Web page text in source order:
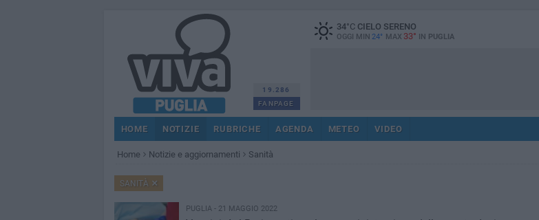
19.286
FANPAGE
34°CCIELO SERENO
OGGI MIN 24° MAX 33° IN PUGLIA
HOME NOTIZIE RUBRICHE AGENDA METEO VIDEO
Home Notizie e aggiornamenti Sanità
SANITÀ
PUGLIA - 21 MAGGIO 2022